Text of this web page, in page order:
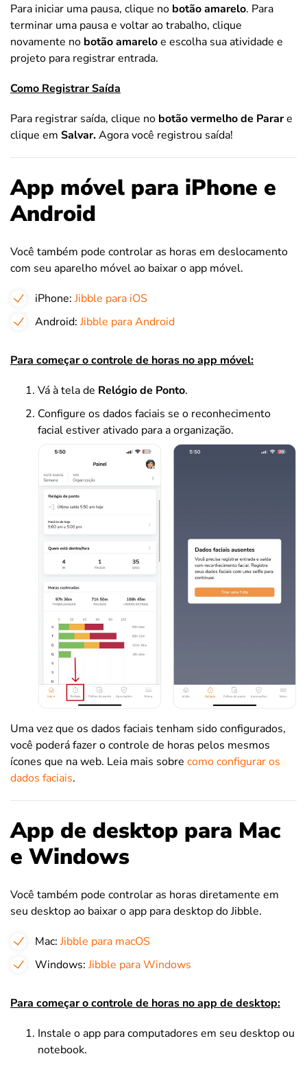
Para iniciar uma pausa, clique no botão amarelo. Para
terminar uma pausa e voltar ao trabalho, clique
novamente no botão amareloe escolha sua atividade e
projeto para registrar entrada.
Como Registrar Saída
Para registrar saída, clique no botão vermelho de Parare
clique em Salvar.Agora você registrou saída!
App móvel para iPhone e
Android
Você também pode controlar as horas em deslocamento
com seu aparelho móvel ao baixar o app móvel.
iPhone:Jibble para iOS
Android:Jibble para Android
Para começar o controle de horas no app móvel:
Vá à tela de Relógio de Ponto.
Configure os dados faciais se o reconhecimento
facial estiver ativado para a organização.
Uma vez que os dados faciais tenham sido configurados,
você poderá fazer o controle de horas pelos mesmos
ícones que na web. Leia mais sobre como configurar os
dados faciais.
App de desktop para Mac
e Windows
Você também pode controlar as horas diretamente em
seu desktop ao baixar o app para desktop do Jibble.
Mac:Jibble para macOS
Windows:Jibble para Windows
Para começar o controle de horas no app de desktop:
Instale o app para computadores em seu desktop ou
notebook.